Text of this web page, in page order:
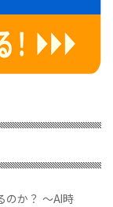
のか？ 〜AI時